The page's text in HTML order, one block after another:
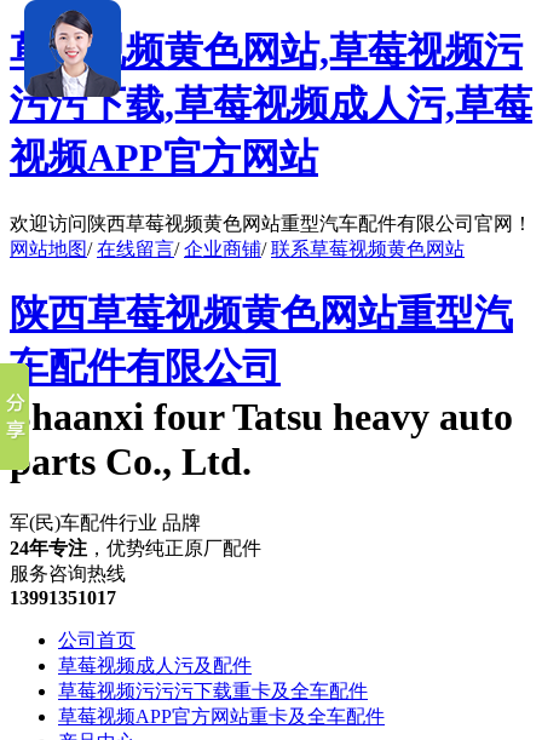
草莓视频黄色网站,草莓视频污
污污下载,草莓视频成人污,草莓
视频APP官方网站
欢迎访问陕西草莓视频黄色网站重型汽车配件有限公司官网！
网站地图/在线留言/企业商铺/联系草莓视频黄色网站
陕西草莓视频黄色网站重型汽
车配件有限公司
Shaanxi four Tatsu heavy auto
parts Co., Ltd.
军(民)车配件行业 品牌
24年专注 ，优势纯正原厂配件
服务咨询热线
13991351017
公司首页
草莓视频成人污及配件
草莓视频污污污下载重卡及全车配件
草莓视频APP官方网站重卡及全车配件